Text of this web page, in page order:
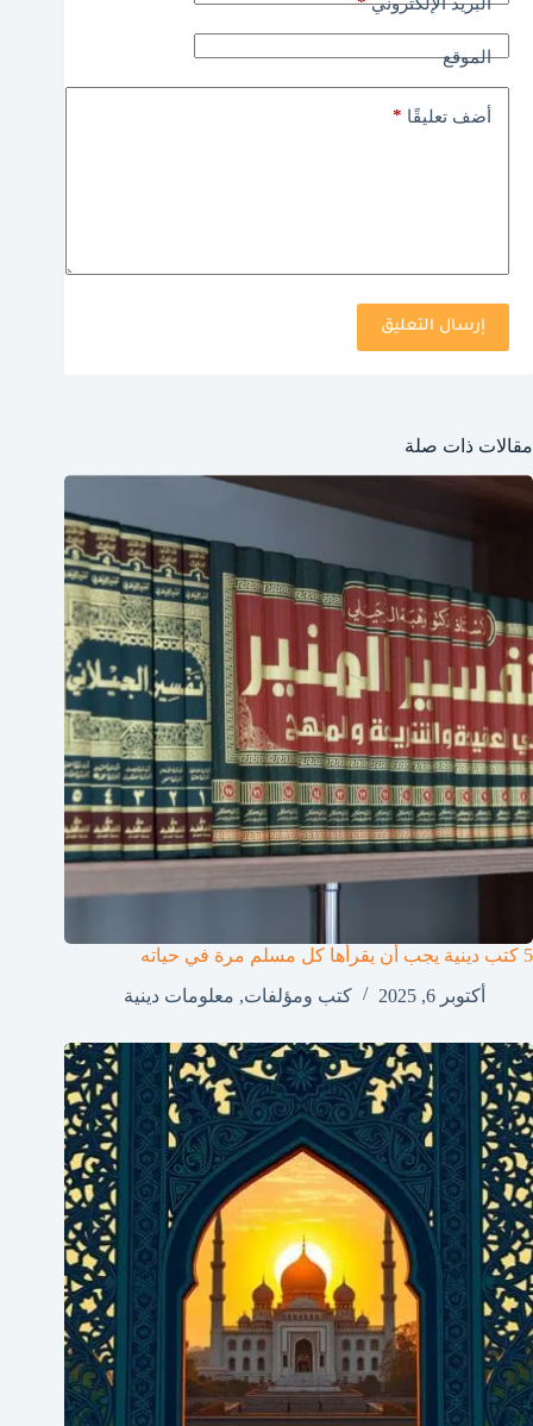
الموقع
أضف تعليقًا *
إرسال التعليق
مقالات ذات صلة
5 كتب دينية يجب أن يقرأها كل مسلم مرة في حياته
أكتوبر 6, 2025
كتب ومؤلفات, معلومات دينية